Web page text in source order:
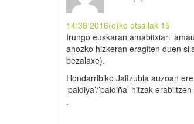
14:38 2016(e)ko otsailak 15
Irungo euskaran amabitxiari
ahozko hizkeran eragiten duen
bezalaxe).
Hondarribiko Jaitzubia auzoan ere
‘paidiya’/’paidiña’ hitzak
.